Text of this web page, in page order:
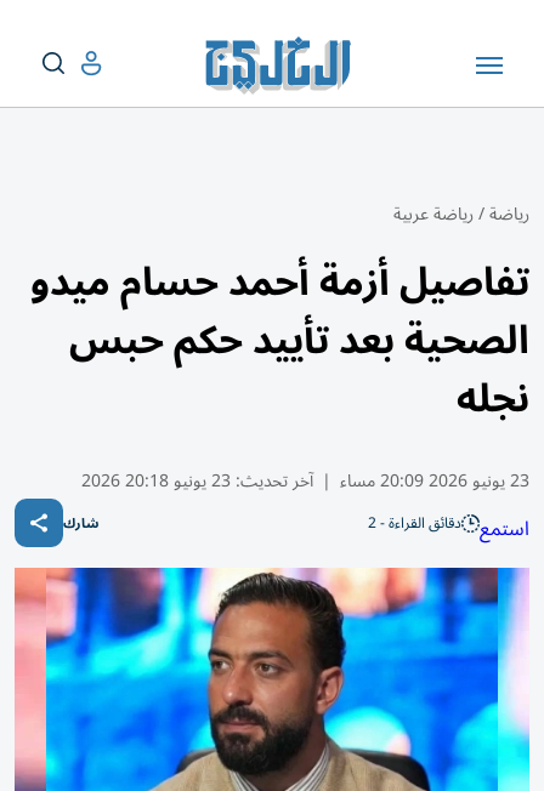
رياضة/رياضة عربية
تفاصيل أزمة أحمد حسام ميدو
الصحية بعد تأييد حكم حبس
نجله
23 يونيو 2026 20:09 مساء | آخر تحديث: 23 يونيو 20:18 2026
استمع دقائق القراءة - 2 شارك